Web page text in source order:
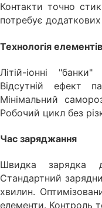
Контакти точно
потребує додаткових
Технологія елементів
Літій-іонні
Відсутній ефект
Мінімальний
Робочий цикл без
Час заряджання
Швидка зарядка
Стандартний
хвилин.
елементи. Контроль